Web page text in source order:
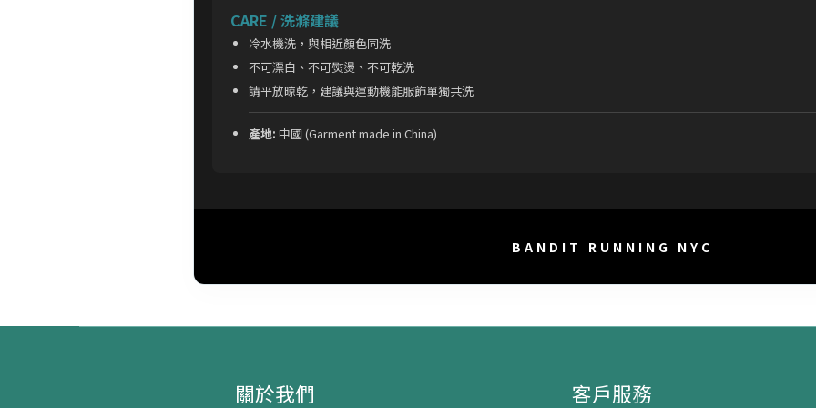
CARE / 洗滌建議
冷水機洗，與相近顏色同洗
不可漂白、不可熨燙、不可乾洗
請平放晾乾，建議與運動機能服飾單獨共洗
產地: 中國 (Garment made in China)
BANDIT RUNNING NYC
關於我們 客戶服務